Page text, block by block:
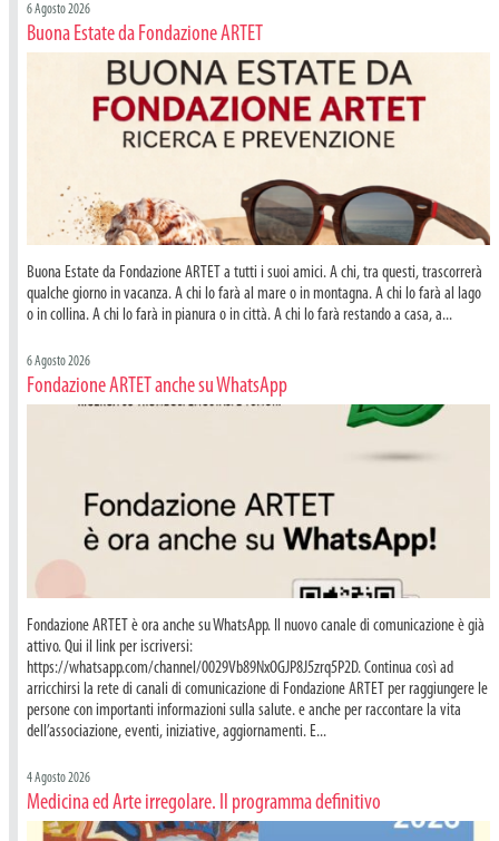
6 Agosto 2026
Buona Estate da Fondazione ARTET
Buona Estate da Fondazione ARTET a tutti i suoi amici. A chi, tra questi, trascorrerà
qualche giorno in vacanza. A chi lo farà al mare o in montagna. A chi lo farà al lago
o in collina. A chi lo farà in pianura o in città. A chi lo farà restando a casa, a...
6 Agosto 2026
Fondazione ARTET anche su WhatsApp
Fondazione ARTET è ora anche su WhatsApp. Il nuovo canale di comunicazione è già
attivo. Qui il link per iscriversi:
https://whatsapp.com/channel/0029Vb89NxOGJP8J5zrq5P2D. Continua così ad
arricchirsi la rete di canali di comunicazione di Fondazione ARTET per raggiungere le
persone con importanti informazioni sulla salute. e anche per raccontare la vita
dell’associazione, eventi, iniziative, aggiornamenti. E...
4 Agosto 2026
Medicina ed Arte irregolare. Il programma definitivo